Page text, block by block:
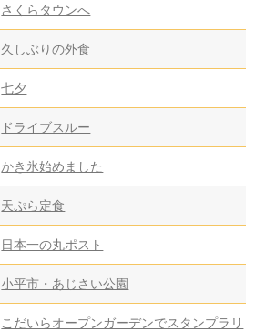
さくらタウンへ
久しぶりの外食
七夕
ドライブスルー
かき氷始めました
天ぷら定食
日本一の丸ポスト
小平市・あじさい公園
こだいらオープンガーデンでスタンプラリ